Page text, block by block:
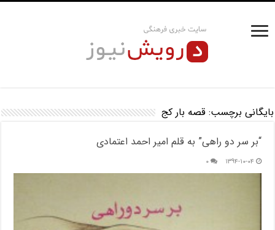
بایگانی برچسب:قصه بار کج
“بر سر دو راهی” به قلم امیر احمد اعتمادی
۱۳۹۴-۱۰-۰۴ ۰